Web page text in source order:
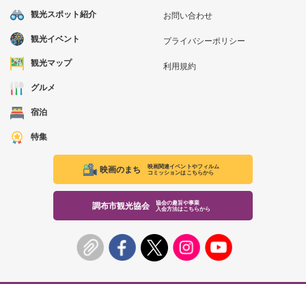
観光スポット紹介
観光イベント
観光マップ
グルメ
宿泊
特集
お問い合わせ
プライバシーポリシー
利用規約
映画のまち
映画関連イベントやフィルム
コミッションはこちらから
調布市観光協会
協会の趣旨や事業
入会方法はこちらから